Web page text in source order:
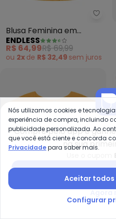
Blusa Feminina em
Ribana (Amarelo)
ENDLESS
R$ 64,99R$ 69,99
ou 2x de R$ 32,49 sem juros
Compre pelo app e
na sua
Nós utilizamos cookies e
experiência de compra, incluindo
publicidade personalizada. Ao
que você está ciente e concorda
Privacidadepara saber mais.
Aceitar todos
Configurar